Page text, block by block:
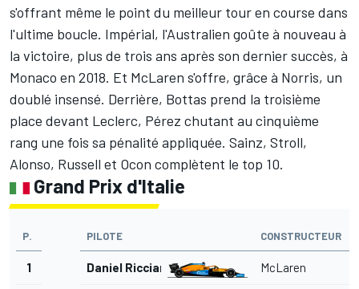
s'offrant même le point du meilleur tour en course dans
l'ultime boucle. Impérial, l'Australien goûte à nouveau à
la victoire, plus de trois ans après son dernier succès, à
Monaco en 2018. Et McLaren s'offre, grâce à Norris, un
doublé insensé. Derrière, Bottas prend la troisième
place devant Leclerc, Pérez chutant au cinquième
rang une fois sa pénalité appliquée. Sainz, Stroll,
Alonso, Russell et Ocon complètent le top 10.
Grand Prix d'Italie
P. PILOTE CONSTRUCTEUR
1 Daniel Ricciardo McLaren